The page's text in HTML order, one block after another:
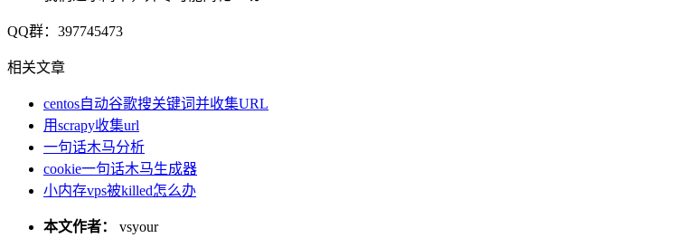
QQ群：397745473
相关文章
centos自动谷歌搜关键词并收集URL
用scrapy收集url
一句话木马分析
cookie一句话木马生成器
小内存vps被killed怎么办
本文作者： vsyour